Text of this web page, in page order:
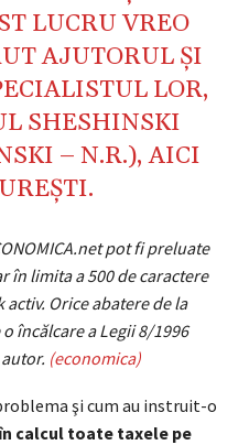
LUCRU VREO
AJUTORUL ŞI
LOR,
SHESHINSKI
– N.R.), AICI
pot fi preluate
în limita a 500 de caractere
Orice abatere de la
încălcare a Legii 8/1996
(economica)
şi cum au instruit-o
în calcul toate taxele pe